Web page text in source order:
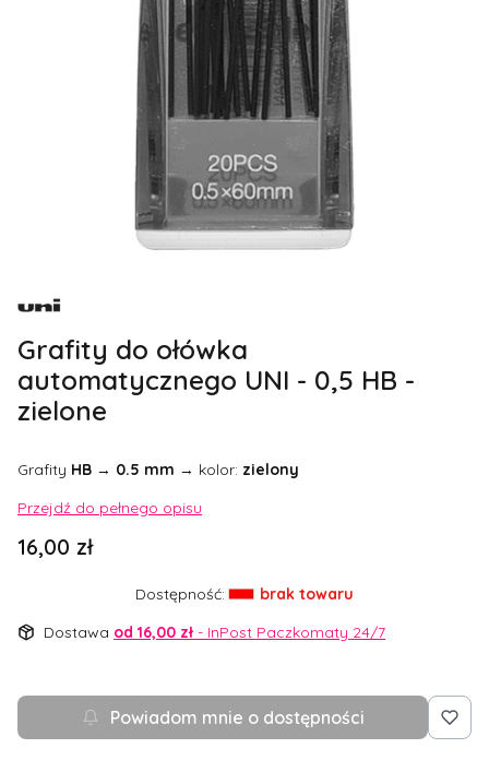
Grafity do ołówka
automatycznego UNI - 0,5 HB -
zielone
Grafity HB → 0.5 mm → kolor: zielony
Przejdź do pełnego opisu
Cena
16,00 zł
Dostępność:
brak towaru
Dostawa od 16,00 zł - InPost Paczkomaty 24/7
Powiadom mnie o dostępności